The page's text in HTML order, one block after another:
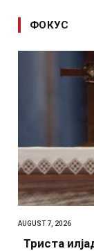
ФОКУС
AUGUST 7, 2026
Триста